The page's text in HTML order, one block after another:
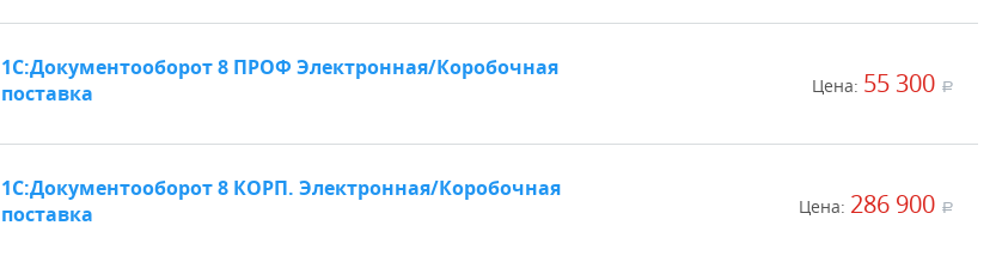
1С:Документооборот 8 ПРОФ Электронная/Коробочная
поставка
Цена: 55 300 a
1С:Документооборот 8 КОРП. Электронная/Коробочная
поставка
Цена: 286 900 a